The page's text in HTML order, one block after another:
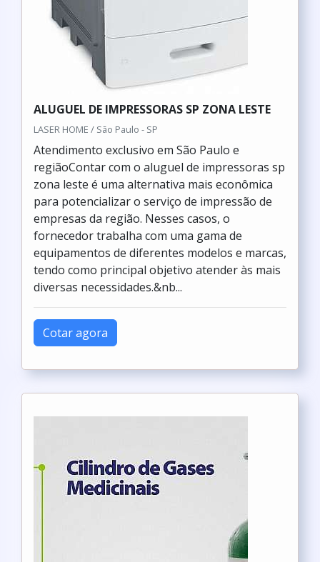
ALUGUEL DE IMPRESSORAS SP ZONA LESTE
LASER HOME / São Paulo - SP
Atendimento exclusivo em São Paulo e
regiãoContar com o aluguel de impressoras sp
zona leste é uma alternativa mais econômica
para potencializar o serviço de impressão de
empresas da região. Nesses casos, o
fornecedor trabalha com uma gama de
equipamentos de diferentes modelos e marcas,
tendo como principal objetivo atender às mais
diversas necessidades.&nb...
Cotar agora